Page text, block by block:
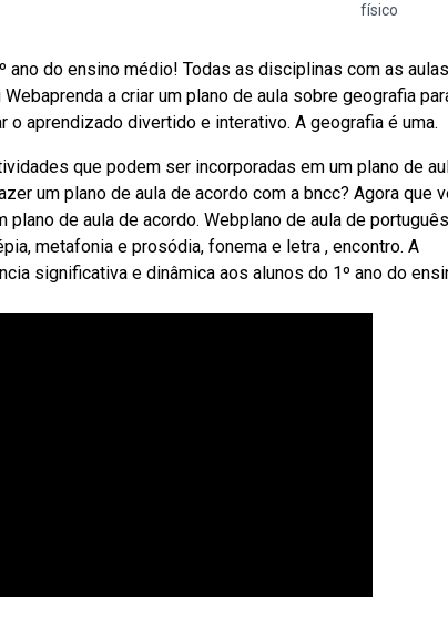
físico
do ensino médio! Todas as disciplinas com as aulas
a criar um plano de aula sobre geografia
aprendizado divertido e interativo. A geografia é uma.
que podem ser incorporadas em um plano de
um plano de aula de acordo com a bncc? Agora que
de aula de acordo. Webplano de aula de
metafonia e prosódia, fonema e letra , encontro. A
significativa e dinâmica aos alunos do 1º ano do